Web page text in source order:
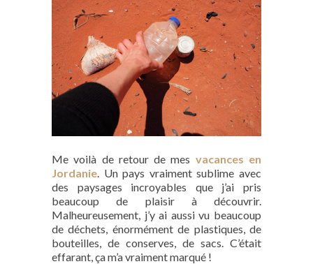
Me voilà de retour de mes vacances en
Jordanie. Un pays vraiment sublime avec
des paysages incroyables que j’ai pris
beaucoup de plaisir à découvrir.
Malheureusement, j’y ai aussi vu beaucoup
de déchets, énormément de plastiques, de
bouteilles, de conserves, de sacs. C’était
effarant, ça m’a vraiment marqué !